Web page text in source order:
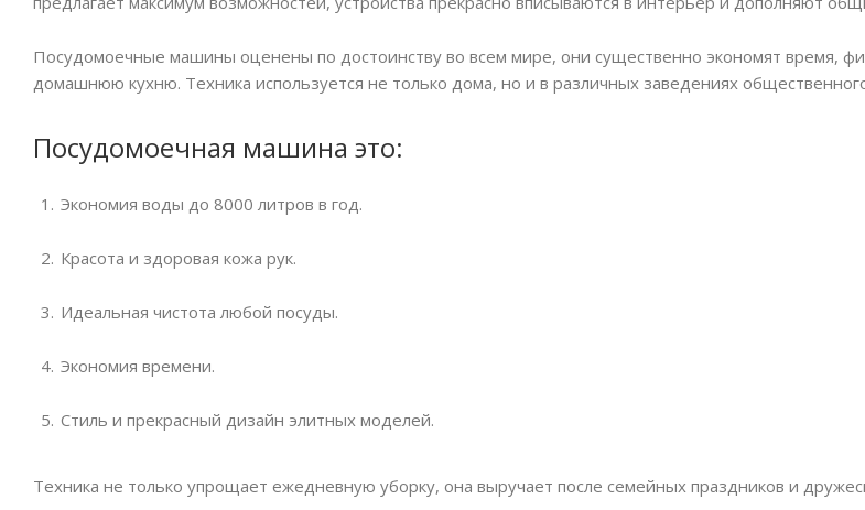
Посудомоечные машины оценены по достоинству во всем мире, они существенно экономят время,
домашнюю кухню. Техника используется не только дома, но и в различных заведениях
Посудомоечная машина это:
Экономия воды до 8000 литров в год.
Красота и здоровая кожа рук.
Идеальная чистота любой посуды.
Экономия времени.
Стиль и прекрасный дизайн элитных моделей.
Техника не только упрощает ежедневную уборку, она выручает после семейных праздников и